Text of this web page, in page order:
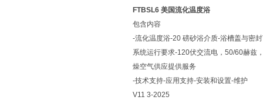
FTBSL6 美国流化温度浴
包含内容
-流化温度浴-20 磅砂浴介质-浴槽盖与密
系统运行要求-120伏交流电，50/60赫兹
燥空气供应提供服务
-技术支持-应用支持-安装和设置-维护
V11 3-2025